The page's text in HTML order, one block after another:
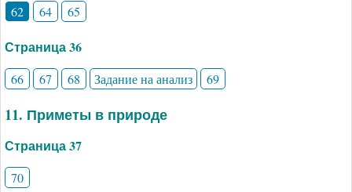
62 64 65
Страница 36
66 67 68 Задание на анализ 69
11. Приметы в природе
Страница 37
70